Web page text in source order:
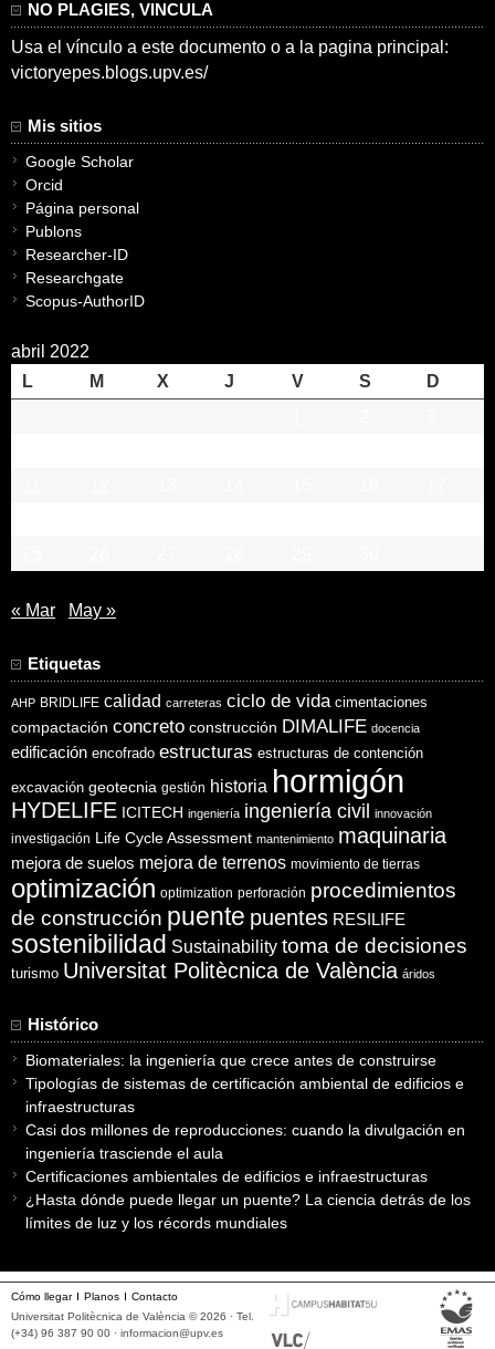
NO PLAGIES, VINCULA
Usa el vínculo a este documento o a la pagina principal:
victoryepes.blogs.upv.es/
Mis sitios
Google Scholar
Orcid
Página personal
Publons
Researcher-ID
Researchgate
Scopus-AuthorID
abril 2022
L
M X J V S
D
« Mar May »
Etiquetas
AHP BRIDLIFE calidad carreteras ciclo de vida cimentaciones
compactación concreto construcción DIMALIFE docencia
edificación encofrado estructuras estructuras de contención
excavación geotecnia gestión historia hormigón
HYDELIFE ICITECH ingeniería ingeniería civil innovación
investigación Life Cycle Assessment mantenimiento maquinaria
mejora de suelos mejora de terrenos movimiento de tierras
optimización optimization perforación procedimientos
de construcción puente puentes RESILIFE
sostenibilidad Sustainability toma de decisiones
turismo Universitat Politècnica de València áridos
Histórico
Biomateriales: la ingeniería que crece antes de construirse
Tipologías de sistemas de certificación ambiental de edificios e
infraestructuras
Casi dos millones de reproducciones: cuando la divulgación en
ingeniería trasciende el aula
Certificaciones ambientales de edificios e infraestructuras
¿Hasta dónde puede llegar un puente? La ciencia detrás de los
límites de luz y los récords mundiales
Cómo llegar Planos
Contacto
Universitat Politècnica de València © 2026 · Tel.
(+34) 96 387 90 00 · informacion@upv.es